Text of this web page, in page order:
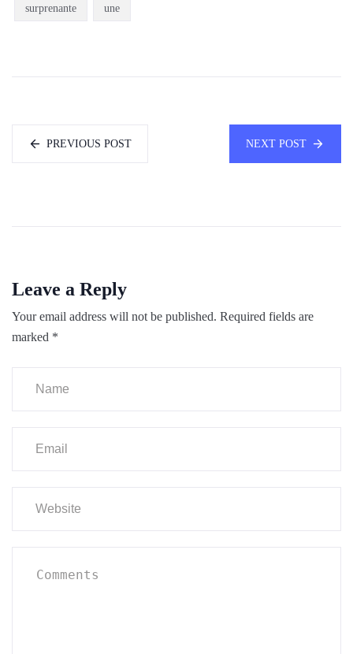
surprenante une
PREVIOUS POST NEXT POST
Leave a Reply
Your email address will not be published. Required fields are
marked *